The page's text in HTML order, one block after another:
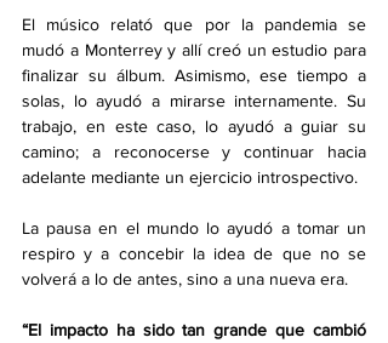
El músico relató que por la pandemia se
mudó a Monterrey y allí creó un estudio para
finalizar su álbum. Asimismo, ese tiempo a
solas, lo ayudó a mirarse internamente. Su
trabajo, en este caso, lo ayudó a guiar su
camino; a reconocerse y continuar hacia
adelante mediante un ejercicio introspectivo.
La pausa en el mundo lo ayudó a tomar un
respiro y a concebir la idea de que no se
volverá a lo de antes, sino a una nueva era.
“El impacto ha sido tan grande que cambió